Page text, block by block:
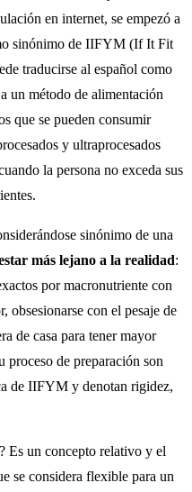
en internet, se empezó a
sinónimo de IIFYM (If It Fit
traducirse al español como
un método de alimentación
que se pueden consumir
y ultraprocesados
la persona no exceda sus
sinónimo de una
más lejano a la realidad:
por macronutriente con
obsesionarse con el pesaje de
de casa para tener mayor
proceso de preparación son
de IIFYM y denotan rigidez,
Es un concepto relativo y el
se considera flexible para un